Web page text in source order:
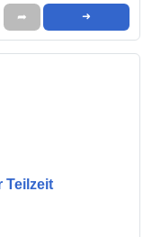
➦ ➜
Teilzeit